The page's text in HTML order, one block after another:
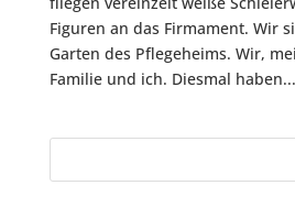
Figuren an das Firmament. Wir
Garten des Pflegeheims. Wir,
Familie und ich. Diesmal haben...